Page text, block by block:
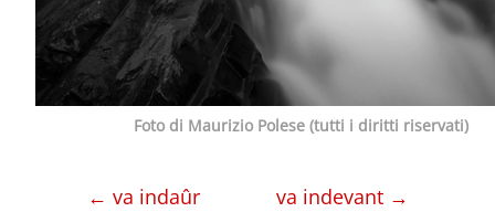
Foto di Maurizio Polese (tutti i diritti riservati)
← va indaûr va indevant →